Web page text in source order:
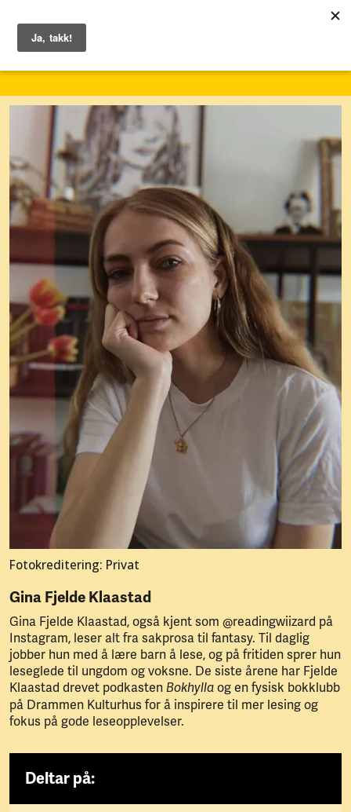
Fotokreditering: Privat
Gina Fjelde Klaastad
Gina Fjelde Klaastad, også kjent som @readingwiizard på
Instagram, leser alt fra sakprosa til fantasy. Til daglig
jobber hun med å lære barn å lese, og på fritiden sprer hun
leseglede til ungdom og voksne. De siste årene har Fjelde
Klaastad drevet podkasten Bokhylla og en fysisk bokklubb
på Drammen Kulturhus for å inspirere til mer lesing og
fokus på gode leseopplevelser.
Deltar på: